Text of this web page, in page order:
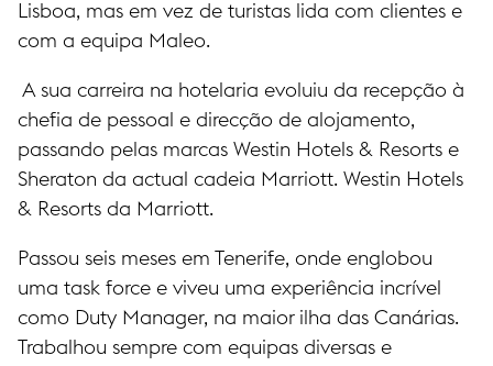
Lisboa, mas em vez de turistas lida com clientes e
com a equipa Maleo.
A sua carreira na hotelaria evoluiu da recepção à
chefia de pessoal e direcção de alojamento,
passando pelas marcas Westin Hotels & Resorts e
Sheraton da actual cadeia Marriott. Westin Hotels
& Resorts da Marriott.
Passou seis meses em Tenerife, onde englobou
uma task force e viveu uma experiência incrível
como Duty Manager, na maior ilha das Canárias.
Trabalhou sempre com equipas diversas e